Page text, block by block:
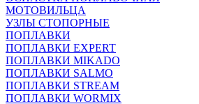
МОТОВИЛЬЦА
УЗЛЫ СТОПОРНЫЕ
ПОПЛАВКИ
ПОПЛАВКИ EXPERT
ПОПЛАВКИ MIKADO
ПОПЛАВКИ SALMO
ПОПЛАВКИ STREAM
ПОПЛАВКИ WORMIX